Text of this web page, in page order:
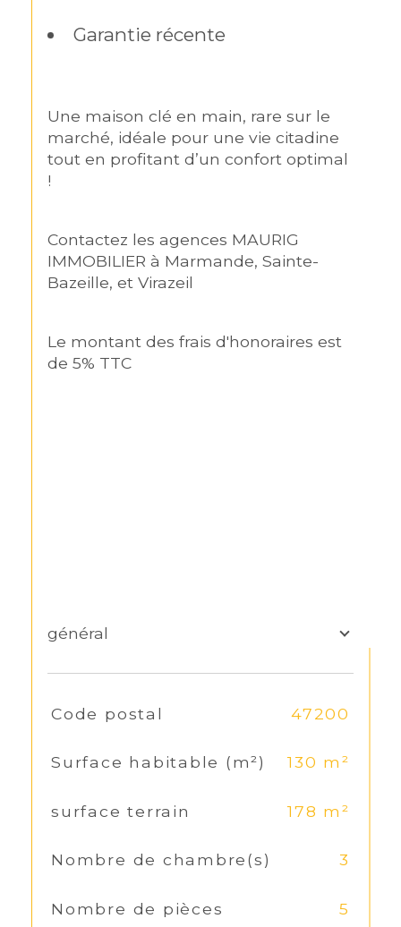
Garantie récente
Une maison clé en main, rare sur le
marché, idéale pour une vie citadine
tout en profitant d’un confort optimal
!
Contactez les agences MAURIG
IMMOBILIER à Marmande, Sainte-
Bazeille, et Virazeil
Le montant des frais d'honoraires est
de 5% TTC
général
TRAD_SIROCCO_Caracteristique Valeurs
Code postal 47200
Surface habitable (m²) 130 m²
surface terrain 178 m²
Nombre de chambre(s) 3
Nombre de pièces 5